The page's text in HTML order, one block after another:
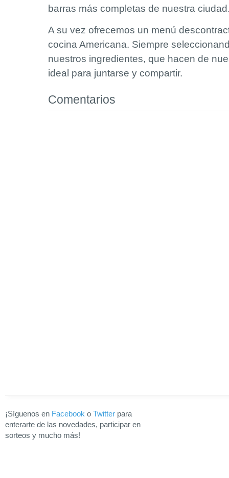
barras más completas de nuestra
A su vez ofrecemos un menú
cocina Americana. Siempre
nuestros ingredientes, que hacen de
ideal para juntarse y compartir.
Comentarios
¡Síguenos en Facebook o Twitter para
enterarte de las novedades, participar en
sorteos y mucho más!